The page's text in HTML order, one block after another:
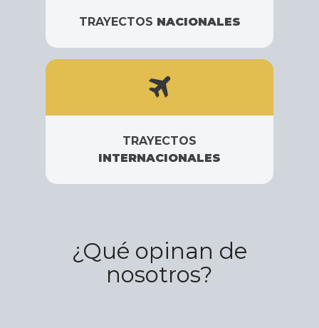
TRAYECTOS NACIONALES
TRAYECTOS
INTERNACIONALES
¿Qué opinan de
nosotros?